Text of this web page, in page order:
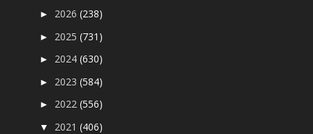
► 2026(238)
► 2025(731)
► 2024(630)
► 2023(584)
► 2022(556)
▼ 2021(406)